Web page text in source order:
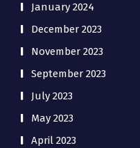
January 2024
December 2023
November 2023
September 2023
July 2023
May 2023
April 2023